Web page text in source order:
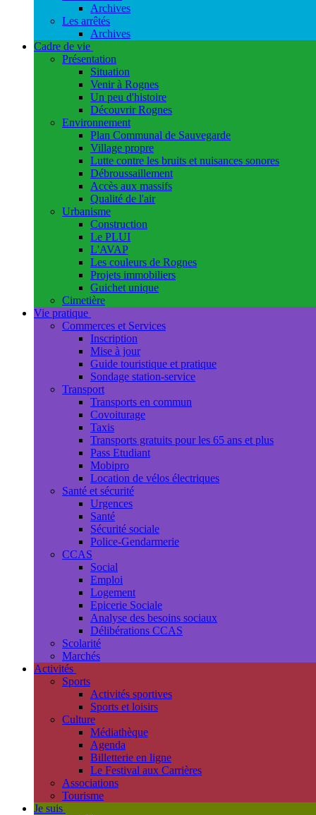
Archives
Les arrêtés
Archives
Cadre de vie
Présentation
Situation
Venir à Rognes
Un peu d'histoire
Découvrir Rognes
Environnement
Plan Communal de Sauvegarde
Village propre
Lutte contre les bruits et nuisances sonores
Débroussaillement
Accès aux massifs
Qualité de l'air
Urbanisme
Construction
Le PLUI
L'AVAP
Les couleurs de Rognes
Projets immobiliers
Guichet unique
Cimetière
Vie pratique
Commerces et Services
Inscription
Mise à jour
Guide touristique et pratique
Sondage station-service
Transport
Transports en commun
Covoiturage
Taxis
Transports gratuits pour les 65 ans et plus
Pass Etudiant
Mobipro
Location de vélos électriques
Santé et sécurité
Urgences
Santé
Sécurité sociale
Police-Gendarmerie
CCAS
Social
Emploi
Logement
Epicerie Sociale
Analyse des besoins sociaux
Délibérations CCAS
Scolarité
Marchés
Activités
Sports
Activités sportives
Sports et loisirs
Culture
Médiathèque
Agenda
Billetterie en ligne
Le Festival aux Carrières
Associations
Tourisme
Je suis